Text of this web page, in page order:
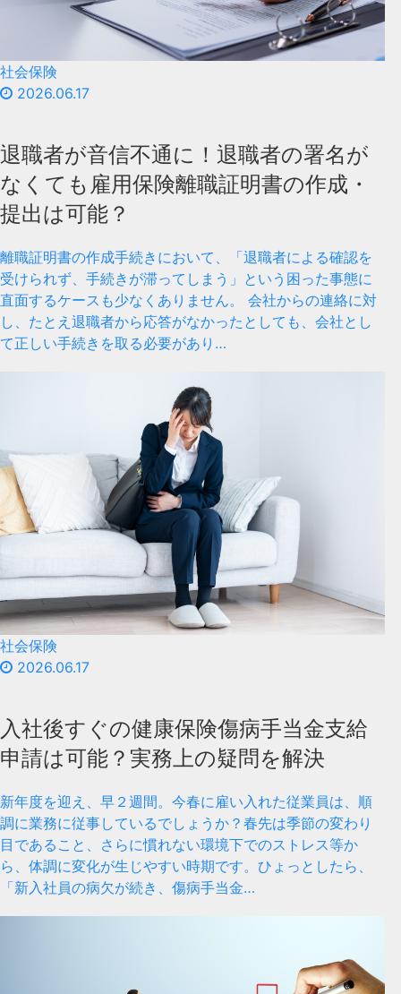
社会保険
2026.06.17
退職者が音信不通に！退職者の署名が
なくても雇用保険離職証明書の作成・
提出は可能？
離職証明書の作成手続きにおいて、「退職者による確認を
受けられず、手続きが滞ってしまう」という困った事態に
直面するケースも少なくありません。 会社からの連絡に対
し、たとえ退職者から応答がなかったとしても、会社とし
て正しい手続きを取る必要があり…
社会保険
2026.06.17
入社後すぐの健康保険傷病手当金支給
申請は可能？実務上の疑問を解決
新年度を迎え、早２週間。今春に雇い入れた従業員は、順
調に業務に従事しているでしょうか？春先は季節の変わり
目であること、さらに慣れない環境下でのストレス等か
ら、体調に変化が生じやすい時期です。ひょっとしたら、
「新入社員の病欠が続き、傷病手当金…